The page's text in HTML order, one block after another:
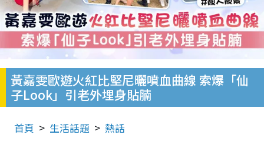
黃嘉雯歐遊火紅比堅尼曬噴血曲線 索爆「仙
子Look」引老外埋身貼腩
首頁 生活話題 熱話